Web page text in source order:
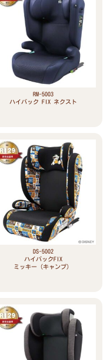
RM-5003
ハイバック FIX ネクスト
DS-5002
ハイバックFIX
ミッキー（キャンプ）